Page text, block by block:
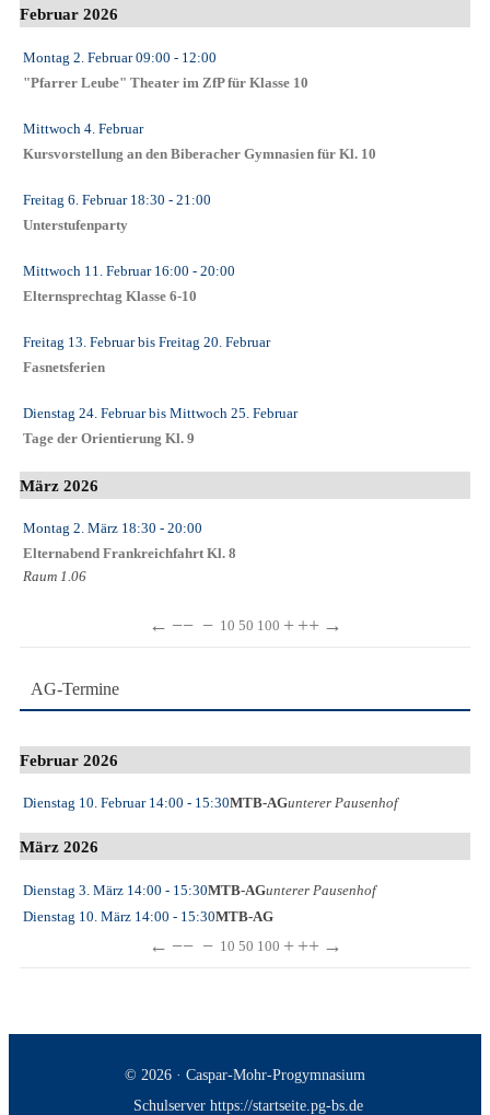
Februar 2026
Montag 2. Februar09:00 - 12:00
"Pfarrer Leube" Theater im ZfP für Klasse 10
Mittwoch 4. Februar
Kursvorstellung an den Biberacher Gymnasien für Kl. 10
Freitag 6. Februar18:30 - 21:00
Unterstufenparty
Mittwoch 11. Februar16:00 - 20:00
Elternsprechtag Klasse 6-10
Freitag 13. Februarbis Freitag 20. Februar
Fasnetsferien
Dienstag 24. Februarbis Mittwoch 25. Februar
Tage der Orientierung Kl. 9
März 2026
Montag 2. März 18:30 - 20:00
Elternabend Frankreichfahrt Kl. 8
Raum 1.06
← −− − 10 50 100 + ++ →
AG-Termine
Februar 2026
Dienstag 10. Februar14:00 - 15:30MTB-AGunterer Pausenhof
März 2026
Dienstag 3. März 14:00 - 15:30MTB-AGunterer Pausenhof
Dienstag 10. März 14:00 - 15:30MTB-AG
← −− − 10 50 100 + ++ →
© 2026 · Caspar-Mohr-Progymnasium
Schulserver https://startseite.pg-bs.de